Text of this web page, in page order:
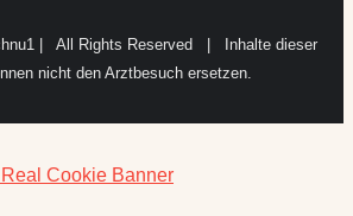
| All Rights Reserved | Inhalte dieser
nicht den Arztbesuch ersetzen.
Cookie Banner